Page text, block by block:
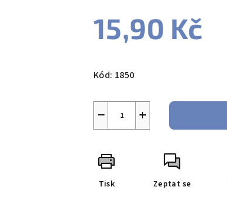
15,90 Kč
cena:
Kód: 1850
+
−
Tisk Zeptat se